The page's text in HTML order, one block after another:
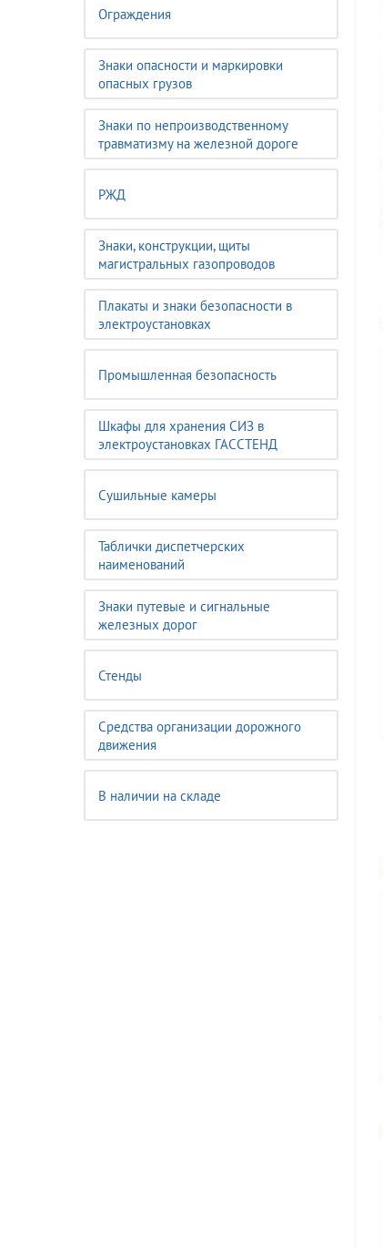
Ограждения
Знаки опасности и маркировки
опасных грузов
Знаки по непроизводственному
травматизму на железной дороге
РЖД
Знаки, конструкции, щиты
магистральных газопроводов
Плакаты и знаки безопасности в
электроустановках
Промышленная безопасность
Шкафы для хранения СИЗ в
электроустановках ГАССТЕНД
Сушильные камеры
Таблички диспетчерских
наименований
Знаки путевые и сигнальные
железных дорог
Стенды
Средства организации дорожного
движения
В наличии на складе